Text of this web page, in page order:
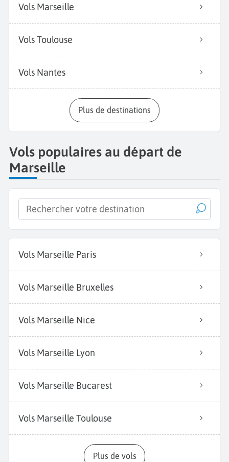
Vols Marseille
Vols Toulouse
Vols Nantes
Plus de destinations
Vols populaires au départ de
Marseille
Vols Marseille Paris
Vols Marseille Bruxelles
Vols Marseille Nice
Vols Marseille Lyon
Vols Marseille Bucarest
Vols Marseille Toulouse
Plus de vols